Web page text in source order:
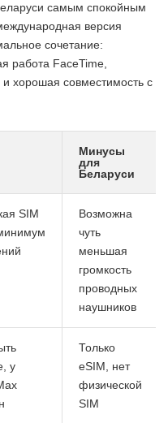
самым спокойным
версия
сочетание:
работа FaceTime,
и хорошая совместимость с
Минусы
для
Беларуси
SIM
Возможна
чуть
меньшая
громкость
проводных
наушников
у
Только
eSIM, нет
физической
SIM